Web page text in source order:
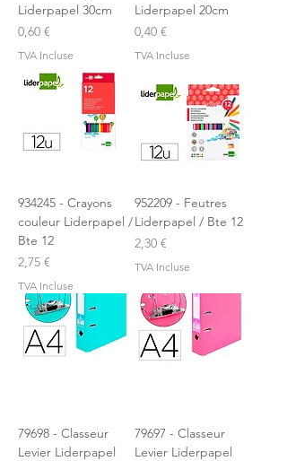
Liderpapel 30cm
Prix
0,60 €
TVA Incluse
Liderpapel 20cm
Prix
0,40 €
TVA Incluse
934245 - Crayons
couleur Liderpapel /
Bte 12
Prix
2,75 €
TVA Incluse
952209 - Feutres
Liderpapel / Bte 12
Prix
2,30 €
TVA Incluse
79698 - Classeur
Levier Liderpapel
79697 - Classeur
Levier Liderpapel